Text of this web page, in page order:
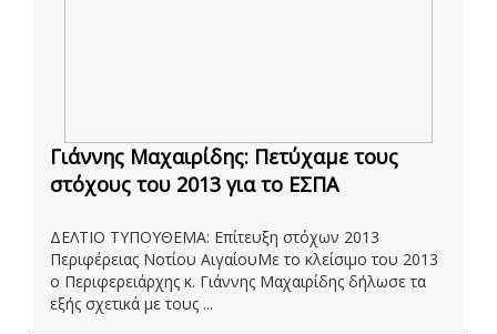
Γιάννης Μαχαιρίδης: Πετύχαμε τους
στόχους του 2013 για το ΕΣΠΑ
ΔΕΛΤΙΟ ΤΥΠΟΥΘΕΜΑ: Επίτευξη στόχων 2013
Περιφέρειας Νοτίου ΑιγαίουΜε το κλείσιμο του 2013
ο Περιφερειάρχης κ. Γιάννης Μαχαιρίδης δήλωσε τα
εξής σχετικά με τους ...